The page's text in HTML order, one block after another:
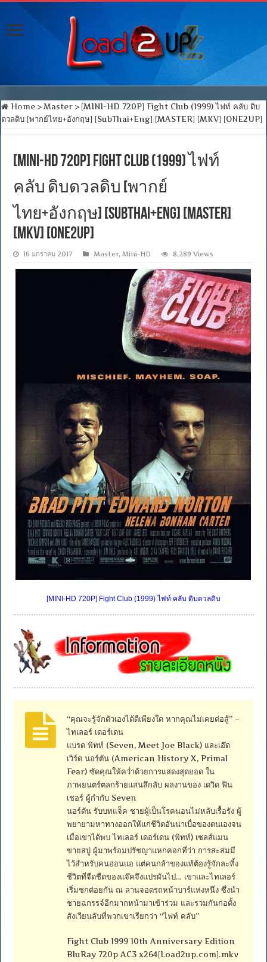
Home > Master > [MINI-HD 720P] Fight Club (1999) ไฟท์ คลับ ดิบ
ดวลดิบ [พากย์ไทย+อังกฤษ] [SubThai+Eng] [MASTER] [MKV] [ONE2UP]
[MINI-HD 720P] Fight Club (1999) ไฟท์
คลับ ดิบดวลดิบ [พากย์
ไทย+อังกฤษ] [SubThai+Eng] [MASTER]
[MKV] [ONE2UP]
16 มกราคม 2017 Master,Mini-HD 8,289 Views
[MINI-HD 720P] Fight Club (1999) ไฟท์ คลับ ดิบดวลดิบ
“คุณจะรู้จักตัวเองได้ดีเพียงใด หากคุณไม่เคยต่อสู้” –
ไทเลอร์ เดอร์เดน
แบรด พิทท์ (Seven, Meet Joe Black) และเอ๊ด
เวิร์ด นอร์ตัน (American History X, Primal
Fear) ซัดคุณให้คว่ำด้วยการแสดงสุดยอด ใน
ภาพยนตร์ตลกร้ายแสนลึกลับ ผลงานของ เดวิด ฟิน
เชอร์ ผู้กำกับ Seven
นอร์ตัน รับบทแจ็ค ชายผู้เป็นโรคนอนไม่หลับเรื้อรัง ผู้
พยายามหาทางออกให้แก่ชีวิตอันน่าเบื่อของตนเองจน
เมื่อเขาได้พบ ไทเลอร์ เดอร์เดน (พิทท์) เซลส์แมน
ขายสบู่ ผู้มาพร้อมปรัชญาแหกคอกที่ว่า การสะสมมี
ไว้สำหรับคนอ่อนแอ แต่คนกล้าของแท้ต้องรู้จักละทิ้ง
ชีวิตที่จืดชืดของแจ๊คจึงแปรผันไป… เขาและไทเลอร์
เริ่มชกต่อยกัน ณ ลานจอดรถหน้าบาร์แห่งหนึ่ง ซึ่งนำ
ชายฉกรรจ์อีกมากหน้ามาเข้าร่วม และรวมกันก่อตั้ง
สังเวียนลับที่พวกเขาเรียกว่า “ไฟท์ คลับ”
Fight Club 1999 10th Anniversary Edition
BluRay 720p AC3 x264[Load2up.com].mkv